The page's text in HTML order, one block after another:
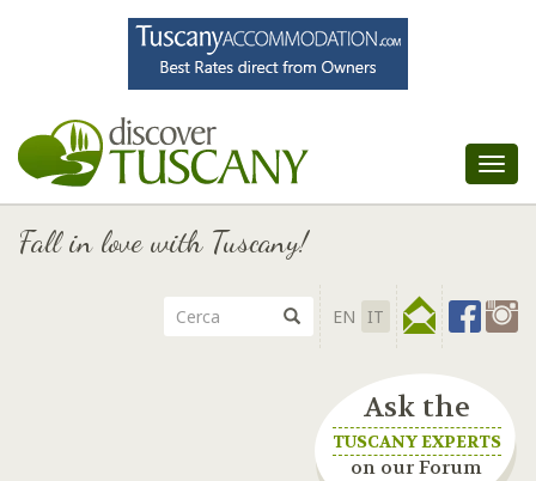
Fall in love with Tuscany!
EN IT
Ask the
TUSCANY EXPERTS
on our Forum